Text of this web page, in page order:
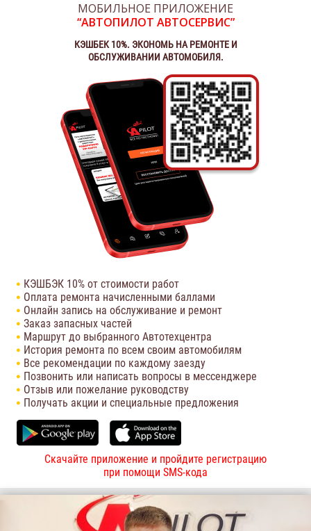
МОБИЛЬНОЕ ПРИЛОЖЕНИЕ
“АВТОПИЛОТ АВТОСЕРВИС”
КЭШБЕК 10%. ЭКОНОМЬ НА РЕМОНТЕ И
ОБСЛУЖИВАНИИ АВТОМОБИЛЯ.
КЭШБЭК 10% от стоимости работ
Оплата ремонта начисленными баллами
Онлайн запись на обслуживание и ремонт
Заказ запасных частей
Маршрут до выбранного Автотехцентра
История ремонта по всем своим автомобилям
Все рекомендации по каждому заезду
Позвонить или написать вопросы в мессенджере
Отзыв или пожелание руководству
Получать акции и специальные предложения
Скачайте приложение и пройдите регистрацию
при помощи SMS-кода